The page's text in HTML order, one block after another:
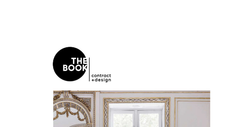
NEWSLETTER
CONTATTI